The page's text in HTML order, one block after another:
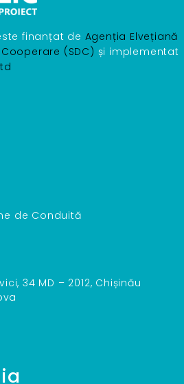
finanțat de Agenția Elvețiană
(SDC) și implementat
de Conduită
34 MD – 2012, Chișinău